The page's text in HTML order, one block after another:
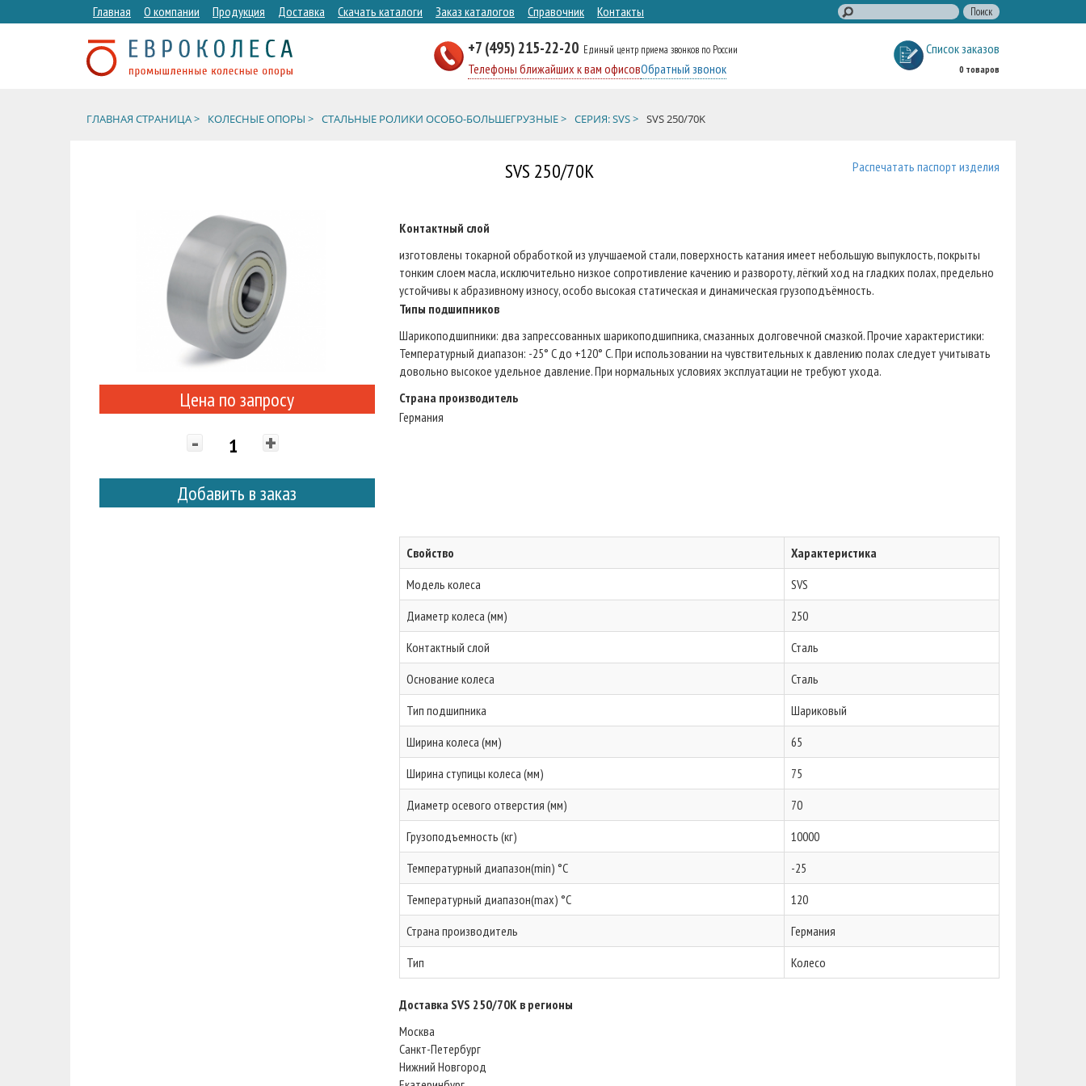
Главная О компании Продукция Доставка Скачать каталоги Заказ каталогов Справочник Контакты
+7 (495) 215-22-20 Единый центр приема звонков по России
Телефоны ближайших к вам офисовОбратный звонок
Список заказов
0 товаров
ГЛАВНАЯ СТРАНИЦА > КОЛЕСНЫЕ ОПОРЫ > СТАЛЬНЫЕ РОЛИКИ ОСОБО-БОЛЬШЕГРУЗНЫЕ > СЕРИЯ: SVS > SVS 250/70K
SVS 250/70K Распечатать паспорт изделия
Цена по запросу
- +
Добавить в заказ
Контактный слой
изготовлены токарной обработкой из улучшаемой стали, поверхность катания имеет небольшую выпуклость, покрыты
тонким слоем масла, исключительно низкое сопротивление качению и развороту, лёгкий ход на гладких полах, предельно
устойчивы к абразивному износу, особо высокая статическая и динамическая грузоподъёмность.
Типы подшипников
Шарикоподшипники: два запрессованных шарикоподшипника, смазанных долговечной смазкой. Прочие характеристики:
Температурный диапазон: -25° C до +120° C. При использовании на чувствительных к давлению полах следует учитывать
довольно высокое удельное давление. При нормальных условиях эксплуатации не требуют ухода.
Страна производитель
Германия
Свойство
Характеристика
Модель колеса
SVS
Диаметр колеса (мм)
250
Контактный слой
Сталь
Основание колеса
Сталь
Тип подшипника
Шариковый
Ширина колеса (мм)
65
Ширина ступицы колеса (мм)
75
Диаметр осевого отверстия (мм)
70
Грузоподъемность (кг)
10000
Температурный диапазон(min) °C
-25
Температурный диапазон(max) °C
120
Страна производитель
Германия
Тип
Колесо
Доставка SVS 250/70K в регионы
Москва
Санкт-Петербург
Нижний Новгород